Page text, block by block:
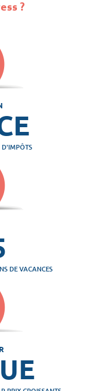
?
D'IMPÔTS
DE VACANCES